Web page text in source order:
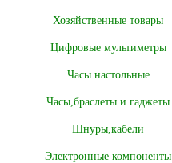
Хозяйственные товары
Цифровые мультиметры
Часы настольные
Часы,браслеты и гаджеты
Шнуры,кабели
Электронные компоненты